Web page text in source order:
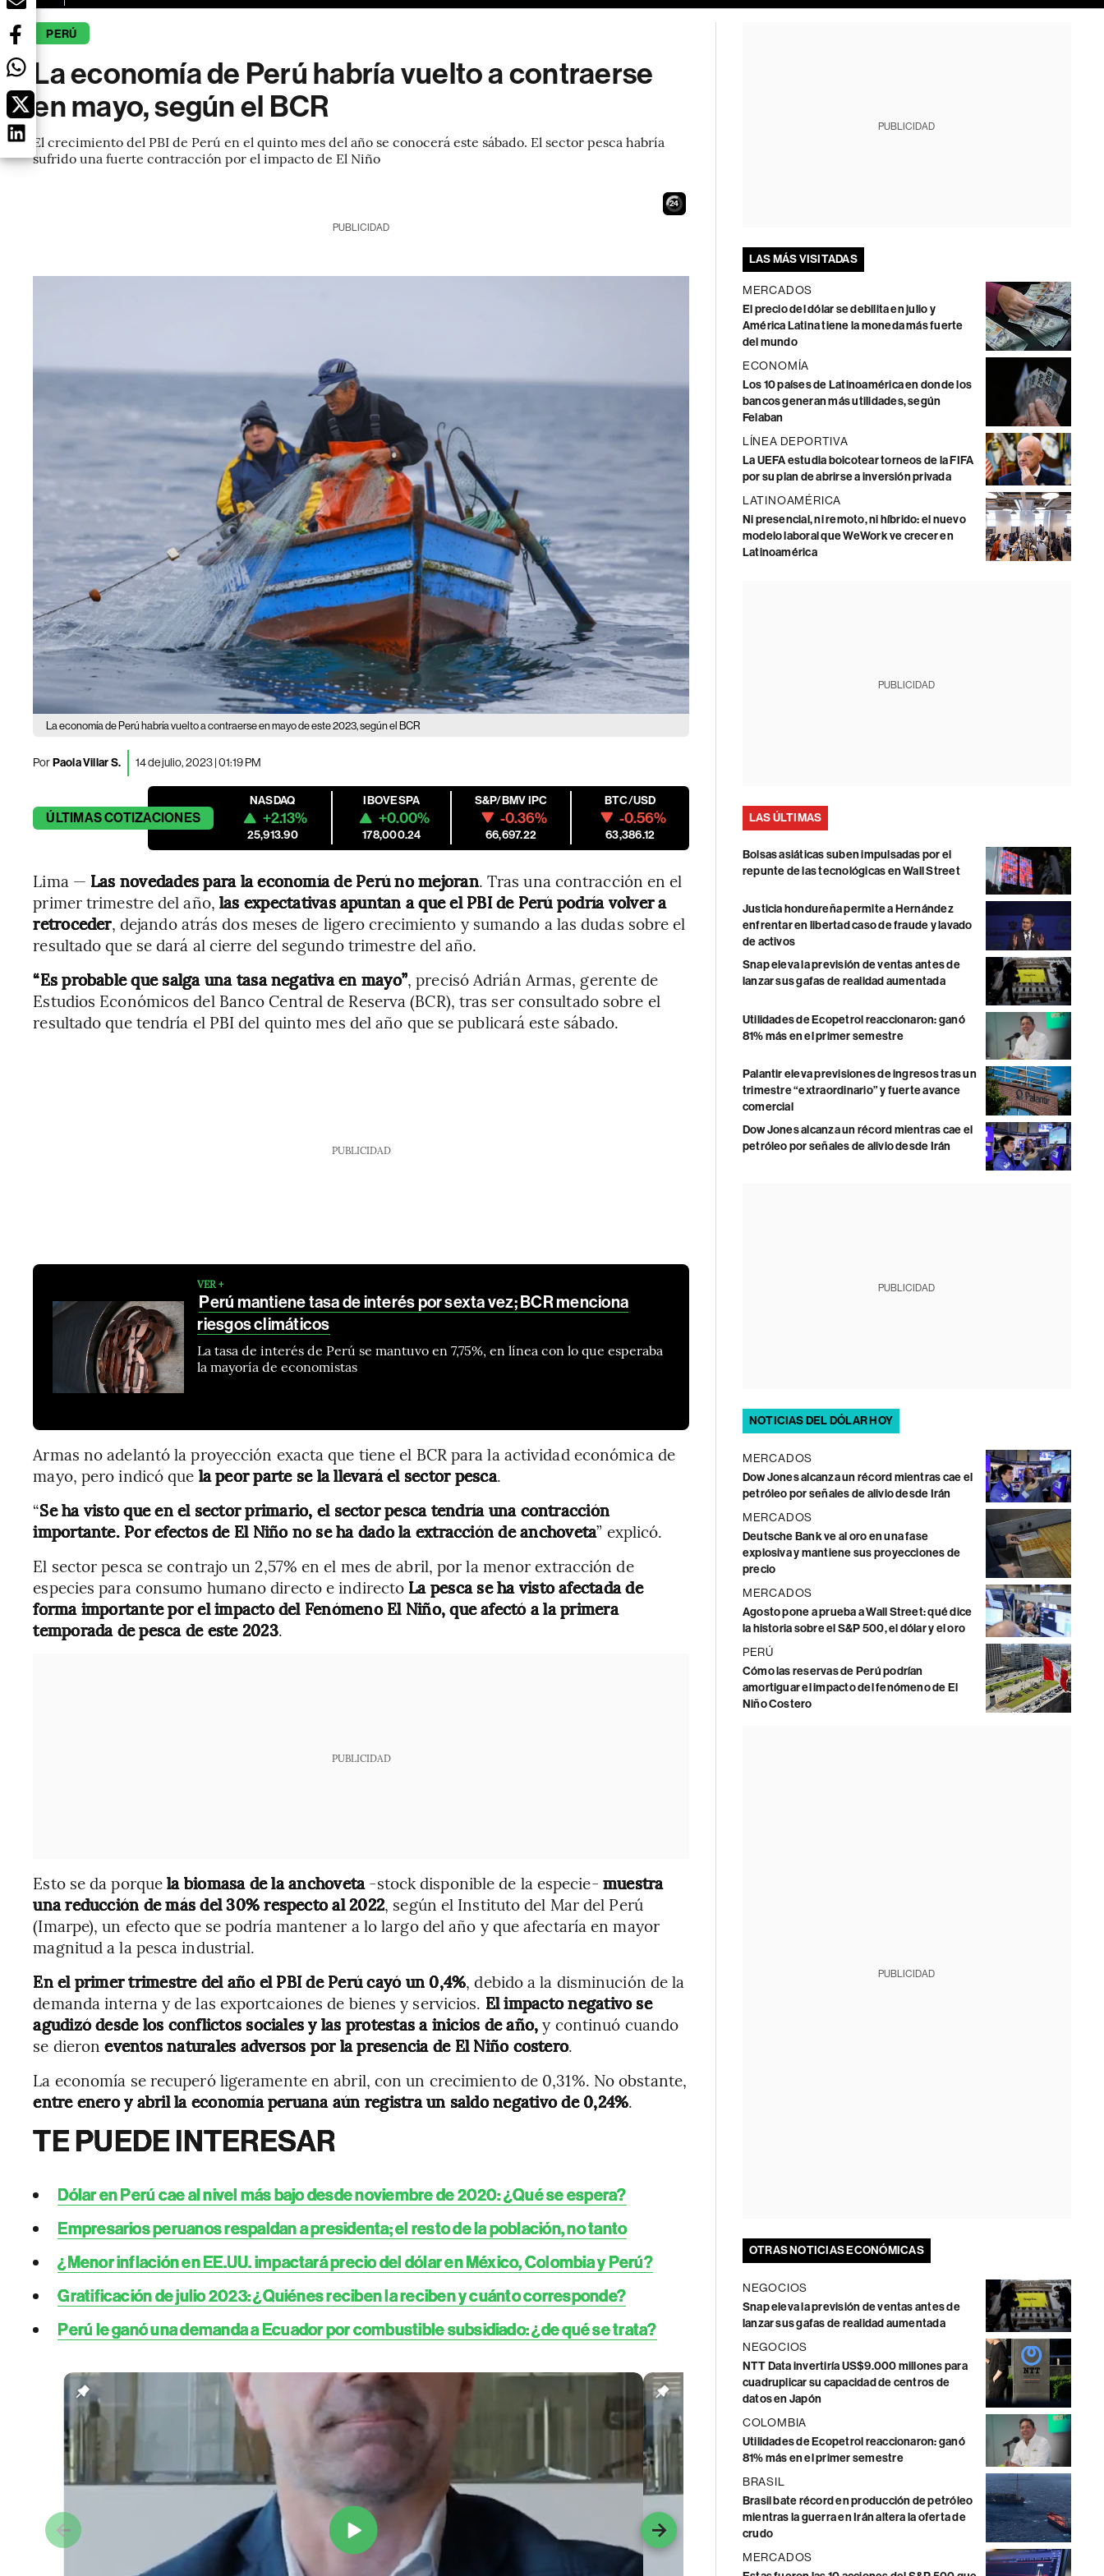
PERÚ
La economía de Perú habría vuelto a contraerse
en mayo, según el BCR
El crecimiento del PBI de Perú en el quinto mes del año se conocerá este sábado. El sector pesca habría
sufrido una fuerte contracción por el impacto de El Niño
23
PUBLICIDAD
La economía de Perú habría vuelto a contraerse en mayo de este 2023, según el BCR
PorPaola Villar S. 14 de julio, 2023 | 01:19 PM
ÚLTIMASCOTIZACIONES
NASDAQ
+2.13%
25,913.90
IBOVESPA
+0.00%
178,000.24
S&P/BMV IPC
-0.36%
66,697.22
BTC/USD
-0.56%
63,386.12
Lima — Las novedades para la economía de Perú no mejoran. Tras una contracción en el
primer trimestre del año, las expectativas apuntan a que el PBI de Perú podría volver a
retroceder, dejando atrás dos meses de ligero crecimiento y sumando a las dudas sobre el
resultado que se dará al cierre del segundo trimestre del año.
“Es probable que salga una tasa negativa en mayo”, precisó Adrián Armas, gerente de
Estudios Económicos del Banco Central de Reserva (BCR), tras ser consultado sobre el
resultado que tendría el PBI del quinto mes del año que se publicará este sábado.
PUBLICIDAD
VER +
Perú mantiene tasa de interés por sexta vez; BCR menciona
riesgos climáticos
La tasa de interés de Perú se mantuvo en 7,75%, en línea con lo que esperaba
la mayoría de economistas
Armas no adelantó la proyección exacta que tiene el BCR para la actividad económica de
mayo, pero indicó que la peor parte se la llevará el sector pesca.
“Se ha visto que en el sector primario, el sector pesca tendría una contracción
importante. Por efectos de El Niño no se ha dado la extracción de anchoveta” explicó.
El sector pesca se contrajo un 2,57% en el mes de abril, por la menor extracción de
especies para consumo humano directo e indirecto La pesca se ha visto afectada de
forma importante por el impacto del Fenómeno El Niño, que afectó a la primera
temporada de pesca de este 2023.
PUBLICIDAD
Esto se da porquela biomasa de la anchoveta-stock disponible de la especie- muestra
una reducción de más del 30% respecto al 2022, según el Instituto del Mar del Perú
(Imarpe), un efecto que se podría mantener a lo largo del año y que afectaría en mayor
magnitud a la pesca industrial.
En el primer trimestre del año el PBI de Perú cayó un 0,4%, debido a la disminución de la
demanda interna y de las exportcaiones de bienes y servicios. El impacto negativo se
agudizó desde los conflictos sociales y las protestas a inicios de año,y continuó cuando
se dieroneventos naturales adversos por la presencia de El Niño costero.
La economía se recuperó ligeramente en abril, con un crecimiento de 0,31%. No obstante,
entre enero y abril la economía peruana aún registra un saldo negativo de 0,24%.
TE PUEDE INTERESAR
Dólar en Perú cae al nivel más bajo desde noviembre de 2020: ¿Qué se espera?
Empresarios peruanos respaldan a presidenta; el resto de la población, no tanto
¿Menor inflación en EE.UU. impactará precio del dólar en México, Colombia y Perú?
Gratificación de julio 2023: ¿Quiénes reciben la reciben y cuánto corresponde?
Perú le ganó una demanda a Ecuador por combustible subsidiado: ¿de qué se trata?
PUBLICIDAD
LAS MÁS VISITADAS
MERCADOS
El precio del dólar se debilita en julio y
América Latina tiene la moneda más fuerte
del mundo
ECONOMÍA
Los 10 países de Latinoamérica en donde los
bancos generan más utilidades, según
Felaban
LÍNEA DEPORTIVA
La UEFA estudia boicotear torneos de la FIFA
por su plan de abrirse a inversión privada
LATINOAMÉRICA
Ni presencial, ni remoto, ni híbrido: el nuevo
modelo laboral que WeWork ve crecer en
Latinoamérica
PUBLICIDAD
LAS ÚLTIMAS
Bolsas asiáticas suben impulsadas por el
repunte de las tecnológicas en Wall Street
Justicia hondureña permite a Hernández
enfrentar en libertad caso de fraude y lavado
de activos
Snap eleva la previsión de ventas antes de
lanzar sus gafas de realidad aumentada
Utilidades de Ecopetrol reaccionaron: ganó
81% más en el primer semestre
Palantir eleva previsiones de ingresos tras un
trimestre “extraordinario” y fuerte avance
comercial
Dow Jones alcanza un récord mientras cae el
petróleo por señales de alivio desde Irán
PUBLICIDAD
NOTICIAS DEL DÓLAR HOY
MERCADOS
Dow Jones alcanza un récord mientras cae el
petróleo por señales de alivio desde Irán
MERCADOS
Deutsche Bank ve al oro en una fase
explosiva y mantiene sus proyecciones de
precio
MERCADOS
Agosto pone a prueba a Wall Street: qué dice
la historia sobre el S&P 500, el dólar y el oro
PERÚ
Cómo las reservas de Perú podrían
amortiguar el impacto del fenómeno de El
Niño Costero
PUBLICIDAD
OTRAS NOTICIAS ECONÓMICAS
NEGOCIOS
Snap eleva la previsión de ventas antes de
lanzar sus gafas de realidad aumentada
NEGOCIOS
NTT Data invertiría US$9.000 millones para
cuadruplicar su capacidad de centros de
datos en Japón
COLOMBIA
Utilidades de Ecopetrol reaccionaron: ganó
81% más en el primer semestre
BRASIL
Brasil bate récord en producción de petróleo
mientras la guerra en Irán altera la oferta de
crudo
MERCADOS